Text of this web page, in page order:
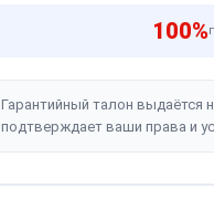
100%
Гарантийный талон выдаётся
подтверждает ваши права и